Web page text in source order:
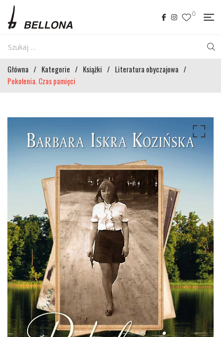
0
Główna / Kategorie / Książki / Literatura obyczajowa /
Pokolenia. Czas pamięci